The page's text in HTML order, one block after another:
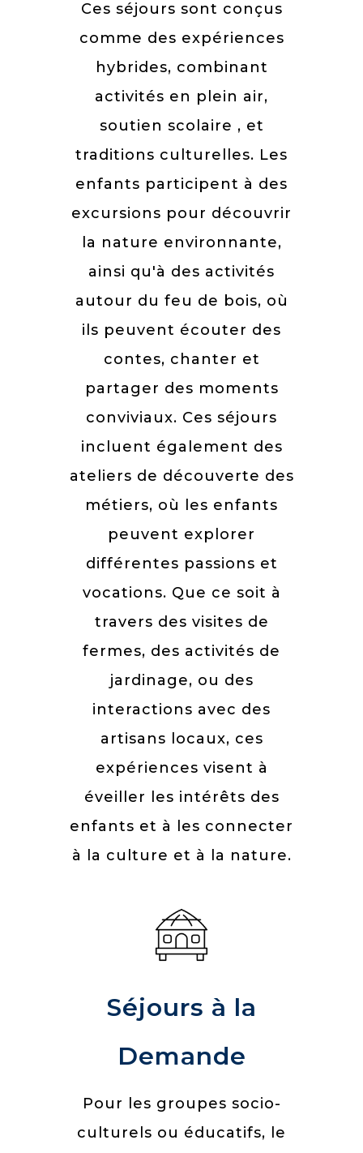
Ces séjours sont conçus
comme des expériences
hybrides, combinant
activités en plein air,
soutien scolaire , et
traditions culturelles. Les
enfants participent à des
excursions pour découvrir
la nature environnante,
ainsi qu'à des activités
autour du feu de bois, où
ils peuvent écouter des
contes, chanter et
partager des moments
conviviaux. Ces séjours
incluent également des
ateliers de découverte des
métiers, où les enfants
peuvent explorer
différentes passions et
vocations. Que ce soit à
travers des visites de
fermes, des activités de
jardinage, ou des
interactions avec des
artisans locaux, ces
expériences visent à
éveiller les intérêts des
enfants et à les connecter
à la culture et à la nature.
Séjours à la
Demande
Pour les groupes socio-
culturels ou éducatifs, le